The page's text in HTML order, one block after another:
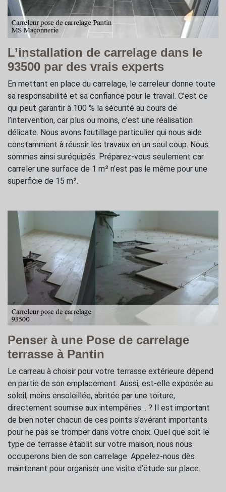
L’installation de carrelage dans le
93500 par des vrais experts
En mettant en place du carrelage, le carreleur donne toute
sa responsabilité et sa confiance pour le travail. C’est ce
qui peut garantir à 100 % la sécurité au cours de
l’intervention, car plus ou moins, c’est une réalisation
délicate. Nous avons l’outillage particulier qui nous aide
constamment à réussir les travaux en un seul coup. Nous
sommes ainsi suréquipés. Préparez-vous seulement car
carreler une surface de 1 m² n’est pas le même pour une
superficie de 15 m².
Penser à une Pose de carrelage
terrasse à Pantin
Le carreau à choisir pour votre terrasse extérieure dépend
en partie de son emplacement. Aussi, est-elle exposée au
soleil, moins ensoleillée, abritée par une toiture,
directement soumise aux intempéries… ? Il est important
de bien noter chacun de ces points s’avérant importants
pour ne pas se tromper dans votre choix. Quel que soit le
type de terrasse établit sur votre maison, nous nous
occuperons bien de son carrelage. Appelez-nous dès
maintenant pour organiser une visite d’étude sur place.